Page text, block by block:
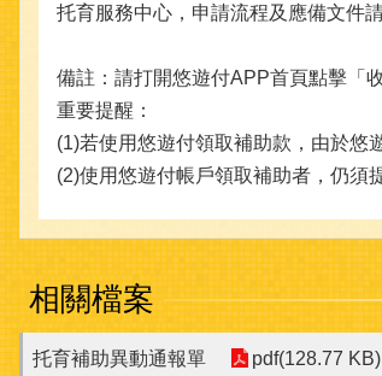
托育服務中心，申請流程及應備文件
備註：請打開悠遊付APP首頁點擊「
重要提醒：
(1)若使用悠遊付領取補助款，由於悠
(2)使用悠遊付帳戶領取補助者，仍須
相關檔案
托育補助異動通報單 pdf(128.77 KB)